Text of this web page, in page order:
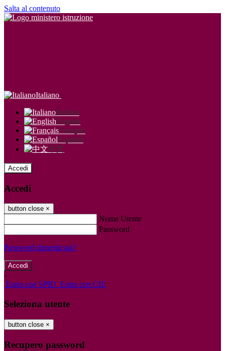
Salta al contenuto
Italiano
Italiano
English
Français
Español
中文
Accedi
Accedi
button close ×
Nome Utente
Password
Password dimenticata?
-
Entra con SPID Entra con CIE
Seleziona utente
button close ×
Recupero password